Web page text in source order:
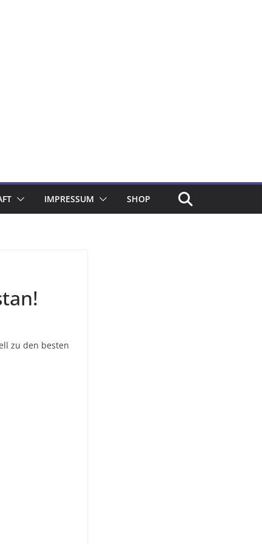
IMPRESSUM SHOP
zu den besten